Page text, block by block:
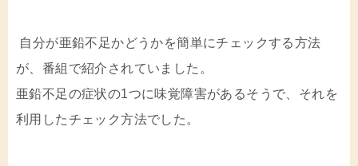
自分が亜鉛不足かどうかを簡単にチェックする方法
が、番組で紹介されていました。
亜鉛不足の症状の1つに味覚障害があるそうで、それを
利用したチェック方法でした。